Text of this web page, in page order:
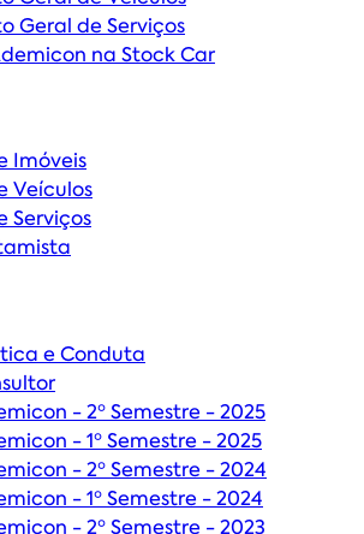
Geral de Serviços
na Stock Car
Imóveis
Veículos
Serviços
e Conduta
- 2º Semestre - 2025
- 1º Semestre - 2025
- 2º Semestre - 2024
- 1º Semestre - 2024
- 2º Semestre - 2023